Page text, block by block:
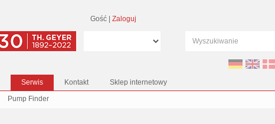
Gość Zaloguj
Serwis Kontakt
Sklep internetowy
Pump Finder